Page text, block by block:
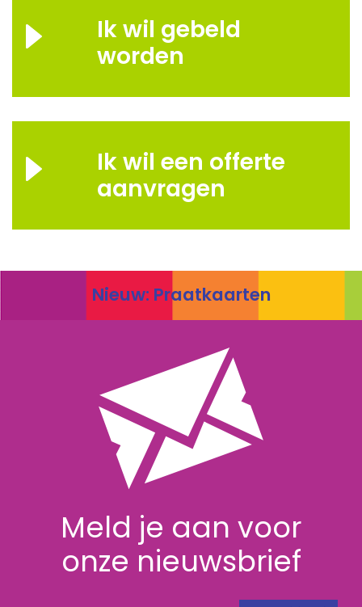
Ik wil gebeld
worden
Ik wil een offerte
aanvragen
Nieuw: Praatkaarten
Meld je aan voor
onze nieuwsbrief